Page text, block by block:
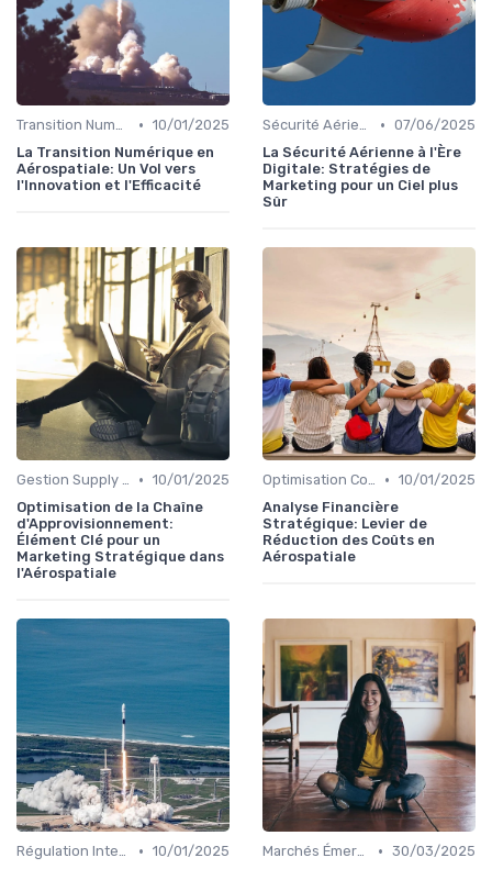
Transition Numérique • 10/01/2025
La Transition Numérique en
Aérospatiale: Un Vol vers
l'Innovation et l'Efficacité
Sécurité Aérienne • 07/06/2025
La Sécurité Aérienne à l'Ère
Digitale: Stratégies de
Marketing pour un Ciel plus
Sûr
Gestion Supply Chain • 10/01/2025
Optimisation de la Chaîne
d'Approvisionnement:
Élément Clé pour un
Marketing Stratégique dans
l'Aérospatiale
Optimisation Coûts • 10/01/2025
Analyse Financière
Stratégique: Levier de
Réduction des Coûts en
Aérospatiale
Régulation Internationale • 10/01/2025
Marchés Émergents • 30/03/2025